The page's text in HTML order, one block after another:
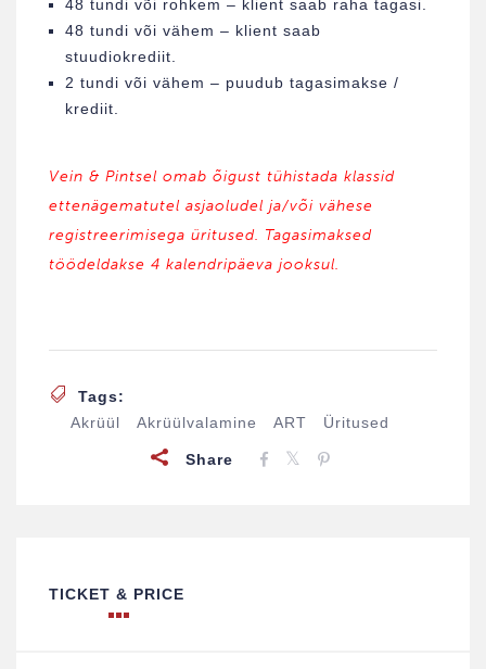
48 tundi või rohkem – klient saab raha tagasi.
48 tundi või vähem – klient saab
stuudiokrediit.
2 tundi või vähem – puudub tagasimakse /
krediit.
Vein & Pintsel omab õigust tühistada klassid
ettenägematutel asjaoludel ja/või vähese
registreerimisega üritused. Tagasimaksed
töödeldakse 4 kalendripäeva jooksul.
Tags:
Akrüül
Akrüülvalamine ART Üritused
Share
TICKET & PRICE